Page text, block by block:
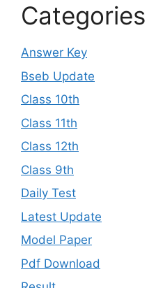
Categories
Answer Key
Bseb Update
Class 10th
Class 11th
Class 12th
Class 9th
Daily Test
Latest Update
Model Paper
Pdf Download